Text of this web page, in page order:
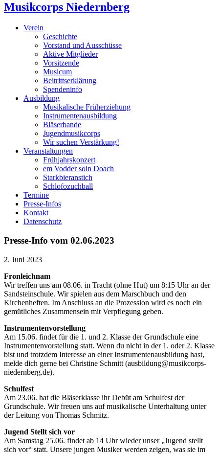
Musikcorps Niedernberg
Verein
Geschichte
Vorstand und Ausschüsse
Aktive Mitglieder
Vorsitzende
Musicum
Beitrittserklärung
Spendeninfo
Ausbildung
Musikalische Früherziehung
Instrumentenausbildung
Bläserbande
Jugendmusikcorps
Wir suchen Verstärkung!
Veranstaltungen
Frühjahrskonzert
em Vodder soin Doach
Starkbieranstich
Schlofozuchball
Termine
Presse-Infos
Kontakt
Datenschutz
Presse-Info vom 02.06.2023
2. Juni 2023
Fronleichnam
Wir treffen uns am 08.06. in Tracht (ohne Hut) um 8:15 Uhr an der
Sandsteinschule. Wir spielen aus dem Marschbuch und den
Kirchenheften. Im Anschluss an die Prozession wird es noch ein
gemütliches Zusammensein mit Verpflegung geben.
Instrumentenvorstellung
Am 15.06. findet für die 1. und 2. Klasse der Grundschule eine
Instrumentenvorstellung statt. Wenn du nicht in der 1. oder 2. Klasse
bist und trotzdem Interesse an einer Instrumentenausbildung hast,
melde dich gerne bei Christine Schmitt (ausbildung@musikcorps-
niedernberg.de).
Schulfest
Am 23.06. hat die Bläserklasse ihr Debüt am Schulfest der
Grundschule. Wir freuen uns auf musikalische Unterhaltung unter
der Leitung von Thomas Schmitz.
Jugend Stellt sich vor
Am Samstag 25.06. findet ab 14 Uhr wieder unser „Jugend stellt
sich vor“ statt. Unsere jungen Musiker werden zeigen, was sie im